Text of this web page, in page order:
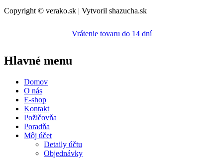
Copyright © verako.sk | Vytvoril shazucha.sk
Vrátenie tovaru do 14 dní
Hlavné menu
Domov
O nás
E-shop
Kontakt
Požičovňa
Poradňa
Môj účet
Detaily účtu
Objednávky